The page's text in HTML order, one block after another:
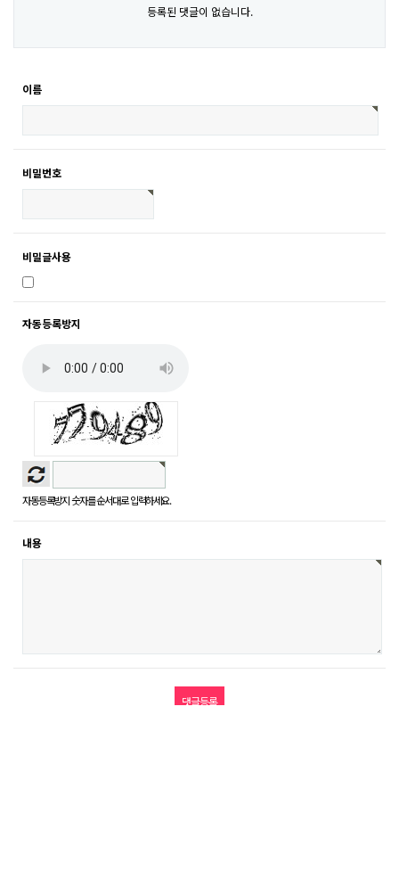
등록된 댓글이 없습니다.
이름
비밀번호
비밀글사용
자동등록방지
자동등록방지 숫자를 순서대로 입력하세요.
내용